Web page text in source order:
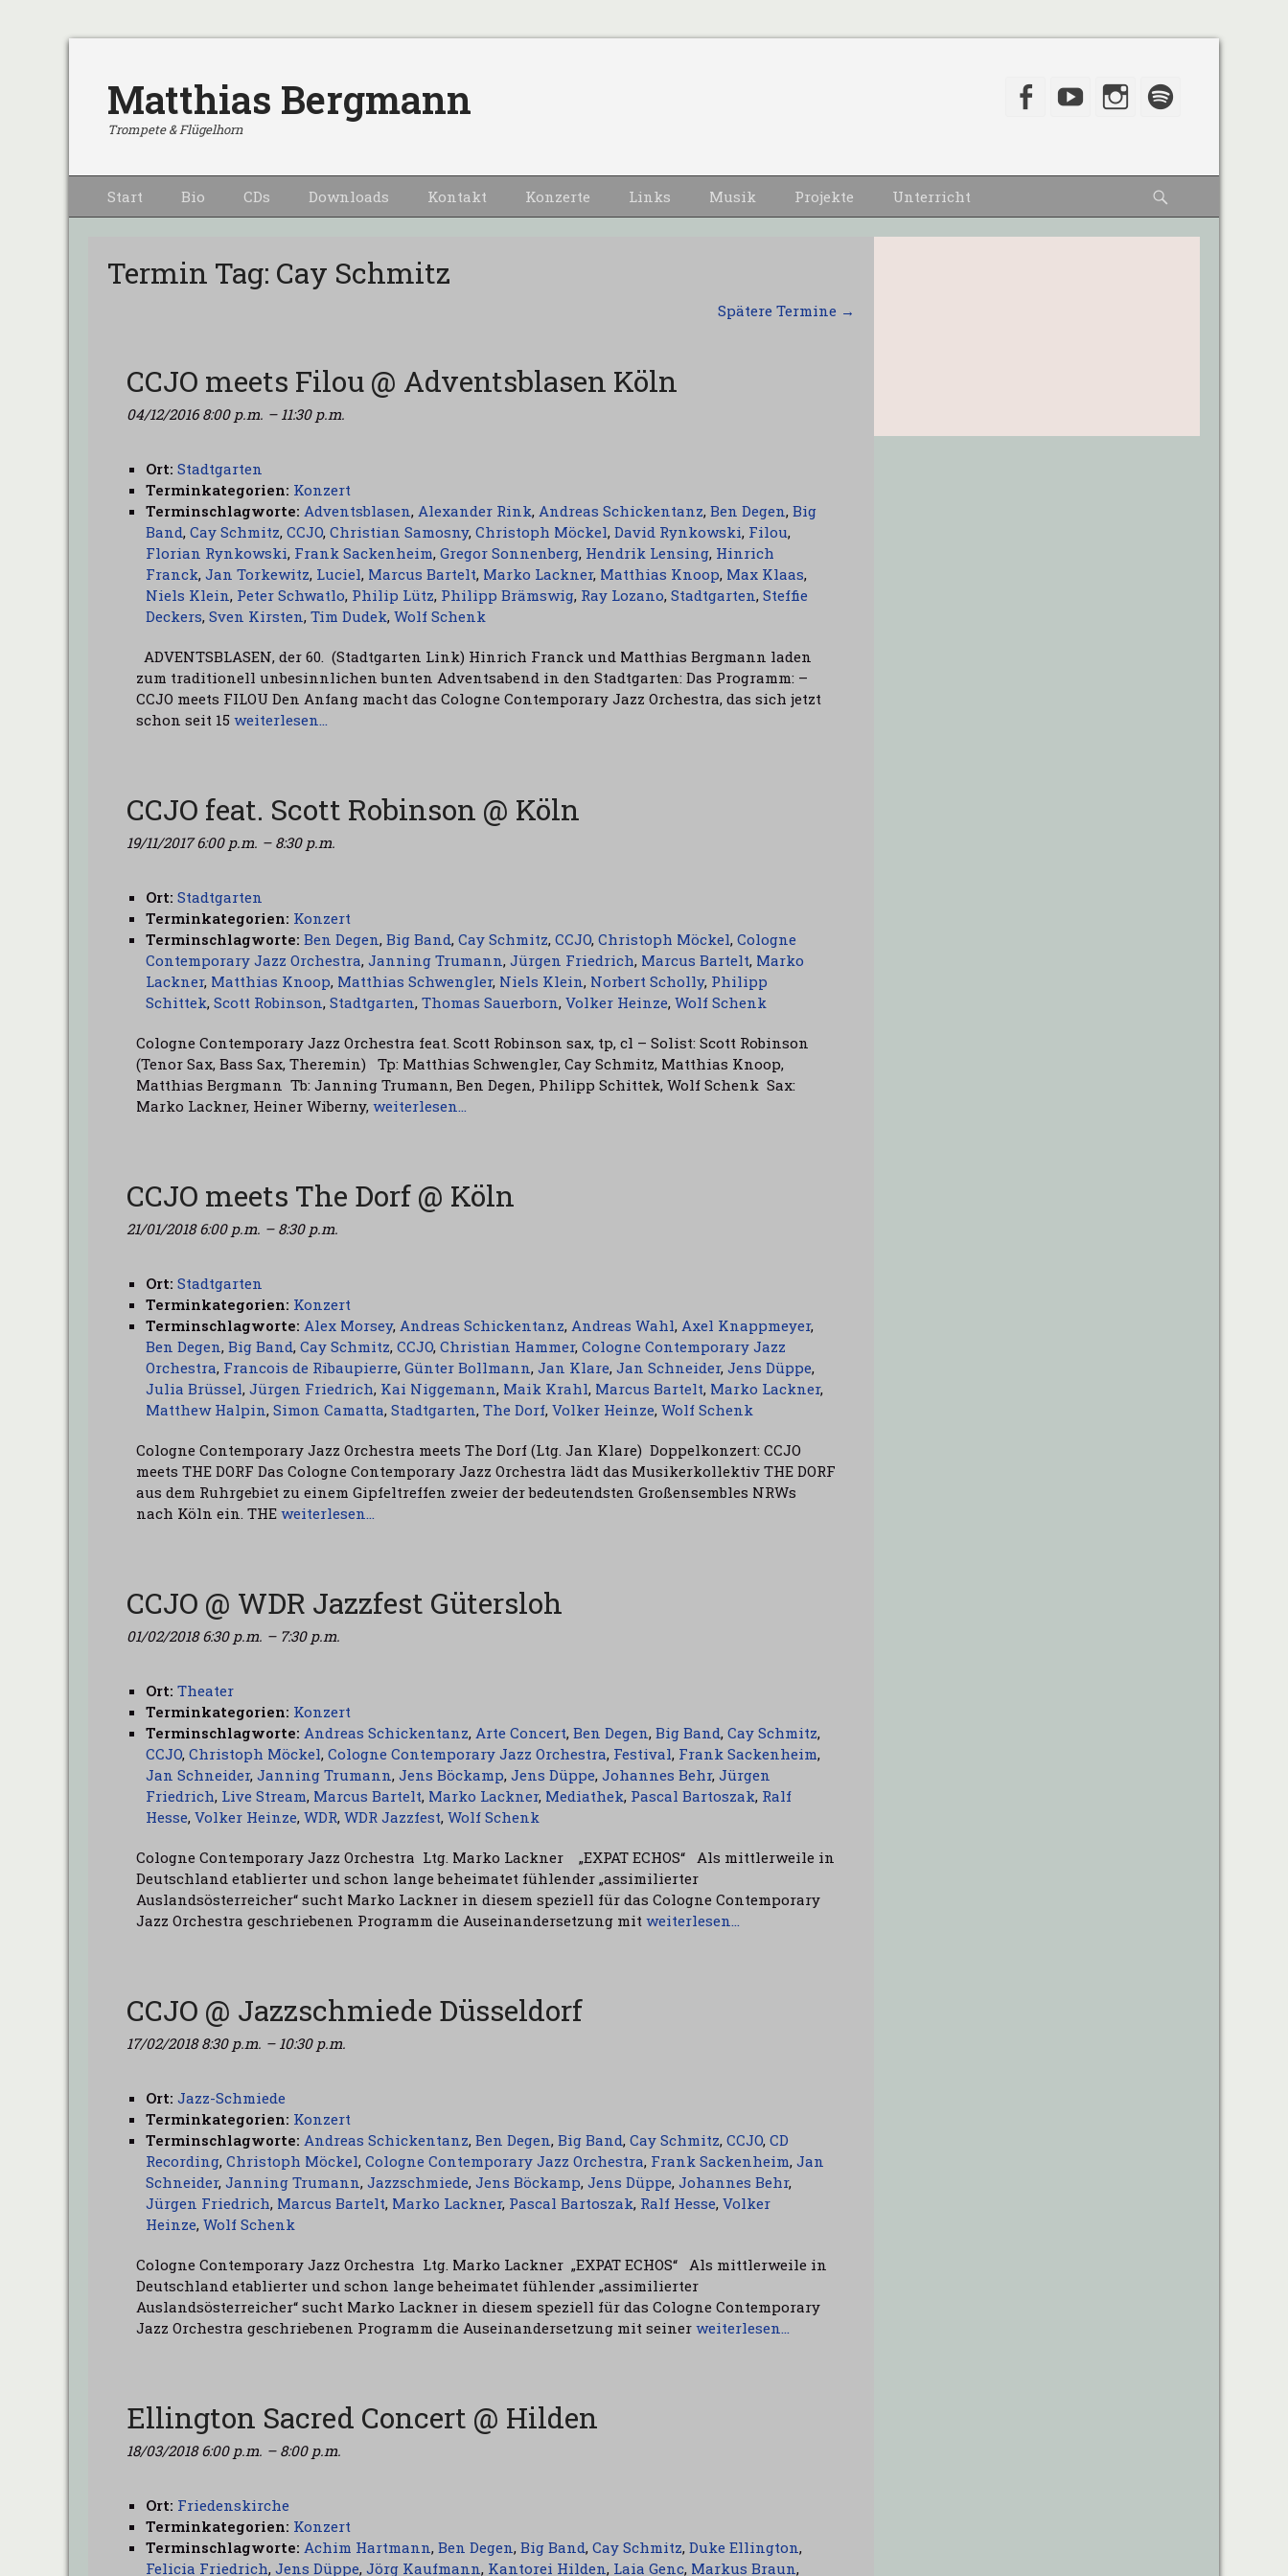
Matthias Bergmann
Trompete & Flügelhorn
Facebook
YouTubeInstagram
Primärmenu
zum
Start Bio CDs Downloads Kontakt Konzerte Links Musik Projekte Unterricht
Termin Tag: Cay Schmitz
Spätere Termine →
CCJO meets Filou @ Adventsblasen Köln
04/12/2016 8:00 p.m. – 11:30 p.m.
Ort: Stadtgarten
Terminkategorien: Konzert
Terminschlagworte: Adventsblasen, Alexander Rink, Andreas Schickentanz, Ben Degen, Big
Band, Cay Schmitz, CCJO, Christian Samosny, Christoph Möckel, David Rynkowski, Filou,
Florian Rynkowski, Frank Sackenheim, Gregor Sonnenberg, Hendrik Lensing, Hinrich
Franck, Jan Torkewitz, Luciel, Marcus Bartelt, Marko Lackner, Matthias Knoop, Max Klaas,
Niels Klein, Peter Schwatlo, Philip Lütz, Philipp Brämswig, Ray Lozano, Stadtgarten, Steffie
Deckers, Sven Kirsten, Tim Dudek, Wolf Schenk
ADVENTSBLASEN, der 60. (Stadtgarten Link) Hinrich Franck und Matthias Bergmann laden
zum traditionell unbesinnlichen bunten Adventsabend in den Stadtgarten: Das Programm: –
CCJO meets FILOU Den Anfang macht das Cologne Contemporary Jazz Orchestra, das sich jetzt
schon seit 15 weiterlesen…
CCJO feat. Scott Robinson @ Köln
19/11/2017 6:00 p.m. – 8:30 p.m.
Ort: Stadtgarten
Terminkategorien: Konzert
Terminschlagworte: Ben Degen, Big Band, Cay Schmitz, CCJO, Christoph Möckel, Cologne
Contemporary Jazz Orchestra, Janning Trumann, Jürgen Friedrich, Marcus Bartelt, Marko
Lackner, Matthias Knoop, Matthias Schwengler, Niels Klein, Norbert Scholly, Philipp
Schittek, Scott Robinson, Stadtgarten, Thomas Sauerborn, Volker Heinze, Wolf Schenk
Cologne Contemporary Jazz Orchestra feat. Scott Robinson sax, tp, cl – Solist: Scott Robinson
(Tenor Sax, Bass Sax, Theremin) Tp: Matthias Schwengler, Cay Schmitz, Matthias Knoop,
Matthias Bergmann Tb: Janning Trumann, Ben Degen, Philipp Schittek, Wolf Schenk Sax:
Marko Lackner, Heiner Wiberny, weiterlesen…
CCJO meets The Dorf @ Köln
21/01/2018 6:00 p.m. – 8:30 p.m.
Ort: Stadtgarten
Terminkategorien: Konzert
Terminschlagworte: Alex Morsey, Andreas Schickentanz, Andreas Wahl, Axel Knappmeyer,
Ben Degen, Big Band, Cay Schmitz, CCJO, Christian Hammer, Cologne Contemporary Jazz
Orchestra, Francois de Ribaupierre, Günter Bollmann, Jan Klare, Jan Schneider, Jens Düppe,
Julia Brüssel, Jürgen Friedrich, Kai Niggemann, Maik Krahl, Marcus Bartelt, Marko Lackner,
Matthew Halpin, Simon Camatta, Stadtgarten, The Dorf, Volker Heinze, Wolf Schenk
Cologne Contemporary Jazz Orchestra meets The Dorf (Ltg. Jan Klare) Doppelkonzert: CCJO
meets THE DORF Das Cologne Contemporary Jazz Orchestra lädt das Musikerkollektiv THE DORF
aus dem Ruhrgebiet zu einem Gipfeltreffen zweier der bedeutendsten Großensembles NRWs
nach Köln ein. THE weiterlesen…
CCJO @ WDR Jazzfest Gütersloh
01/02/2018 6:30 p.m. – 7:30 p.m.
Ort: Theater
Terminkategorien: Konzert
Terminschlagworte: Andreas Schickentanz, Arte Concert, Ben Degen, Big Band, Cay Schmitz,
CCJO, Christoph Möckel, Cologne Contemporary Jazz Orchestra, Festival, Frank Sackenheim,
Jan Schneider, Janning Trumann, Jens Böckamp, Jens Düppe, Johannes Behr, Jürgen
Friedrich, Live Stream, Marcus Bartelt, Marko Lackner, Mediathek, Pascal Bartoszak, Ralf
Hesse, Volker Heinze, WDR, WDR Jazzfest, Wolf Schenk
Cologne Contemporary Jazz Orchestra Ltg. Marko Lackner „EXPAT ECHOS“ Als mittlerweile in
Deutschland etablierter und schon lange beheimatet fühlender „assimilierter
Auslandsösterreicher“ sucht Marko Lackner in diesem speziell für das Cologne Contemporary
Jazz Orchestra geschriebenen Programm die Auseinandersetzung mit weiterlesen…
CCJO @ Jazzschmiede Düsseldorf
17/02/2018 8:30 p.m. – 10:30 p.m.
Ort: Jazz-Schmiede
Terminkategorien: Konzert
Terminschlagworte: Andreas Schickentanz, Ben Degen, Big Band, Cay Schmitz, CCJO, CD
Recording, Christoph Möckel, Cologne Contemporary Jazz Orchestra, Frank Sackenheim, Jan
Schneider, Janning Trumann, Jazzschmiede, Jens Böckamp, Jens Düppe, Johannes Behr,
Jürgen Friedrich, Marcus Bartelt, Marko Lackner, Pascal Bartoszak, Ralf Hesse, Volker
Heinze, Wolf Schenk
Cologne Contemporary Jazz Orchestra Ltg. Marko Lackner „EXPAT ECHOS“ Als mittlerweile in
Deutschland etablierter und schon lange beheimatet fühlender „assimilierter
Auslandsösterreicher“ sucht Marko Lackner in diesem speziell für das Cologne Contemporary
Jazz Orchestra geschriebenen Programm die Auseinandersetzung mit seiner weiterlesen…
Ellington Sacred Concert @ Hilden
18/03/2018 6:00 p.m. – 8:00 p.m.
Ort: Friedenskirche
Terminkategorien: Konzert
Terminschlagworte: Achim Hartmann, Ben Degen, Big Band, Cay Schmitz, Duke Ellington,
Felicia Friedrich, Jens Düppe, Jörg Kaufmann, Kantorei Hilden, Laia Genc, Markus Braun,